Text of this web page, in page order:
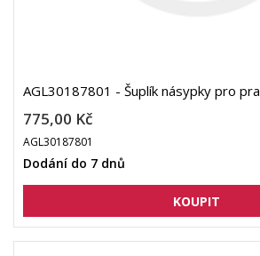
AGL30187801 - Šuplík násypky pro
775,00 Kč
AGL30187801
Dodání do 7 dnů